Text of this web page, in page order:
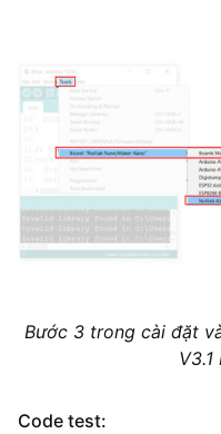
Bước 3 trong cài đặt
V3.1
Code test: